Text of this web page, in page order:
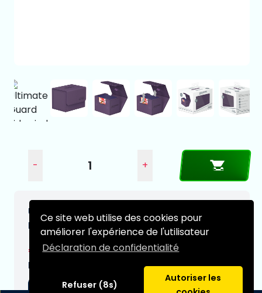
Ce site web utilise des cookies pour
améliorer l'expérience de l'utilisateur
Déclaration de confidentialité
Refuser (8s)
Autoriser les
Ultimate Guard Sidewinder 80+ XenoSkin
Monocolor Violet
€14,95
Date de livraison prévue:
03-09-2026
- +